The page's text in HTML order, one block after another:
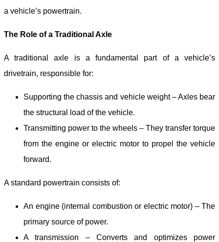
a vehicle’s powertrain.
The Role of a Traditional Axle
A traditional axle is a fundamental part of a vehicle’s
drivetrain, responsible for:
Supporting the chassis and vehicle weight – Axles bear
the structural load of the vehicle.
Transmitting power to the wheels – They transfer torque
from the engine or electric motor to propel the vehicle
forward.
A standard powertrain consists of:
An engine (internal combustion or electric motor) – The
primary source of power.
A transmission – Converts and optimizes power